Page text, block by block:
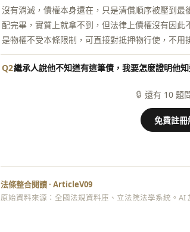
沒有消滅，債權本身還在，只是清償順序被壓到
配完畢，實質上就拿不到，但法律上債權沒有因
是物權不受本條限制，可直接對抵押物行使，不用
Q2繼承人說他不知道有這筆債，我要怎麼證明他知
🔒 還有 10 題
免費註
法條整合閱讀 · ArticleV09
原始資料來源：全國法規資料庫、立法院法學系統。AI